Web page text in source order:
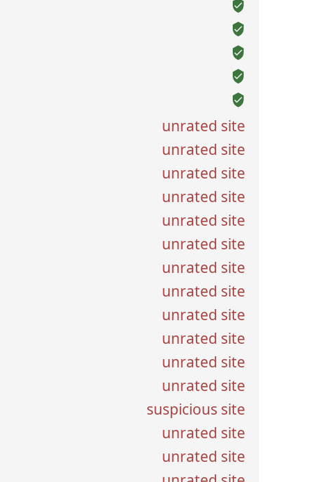
unrated site
unrated site
unrated site
unrated site
unrated site
unrated site
unrated site
unrated site
unrated site
unrated site
unrated site
unrated site
suspicious site
unrated site
unrated site